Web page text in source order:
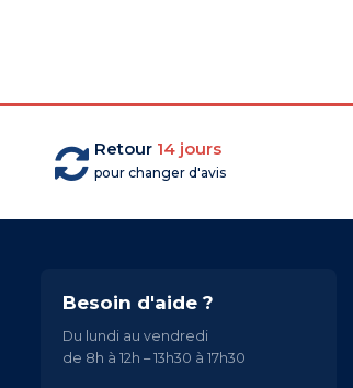
AU
Retour 14 jours
pour changer d'avis
Besoin d'aide ?
Du lundi au vendredi
de 8h à 12h – 13h30 à 17h30